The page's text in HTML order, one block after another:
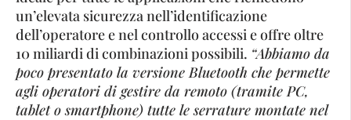
un’elevata sicurezza nell’identificazione
dell’operatore e nel controllo accessi e offre oltre
10 miliardi di combinazioni possibili. “Abbiamo da
poco presentato la versione Bluetooth che permette
agli operatori di gestire da remoto (tramite PC,
tablet o smartphone) tutte le serrature montate nel